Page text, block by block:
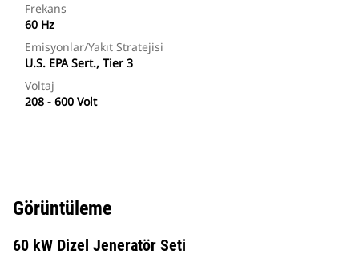
Frekans
60 Hz
Emisyonlar/Yakıt Stratejisi
U.S. EPA Sert., Tier 3
Voltaj
208 - 600 Volt
Görüntüleme
60 kW Dizel Jeneratör Seti